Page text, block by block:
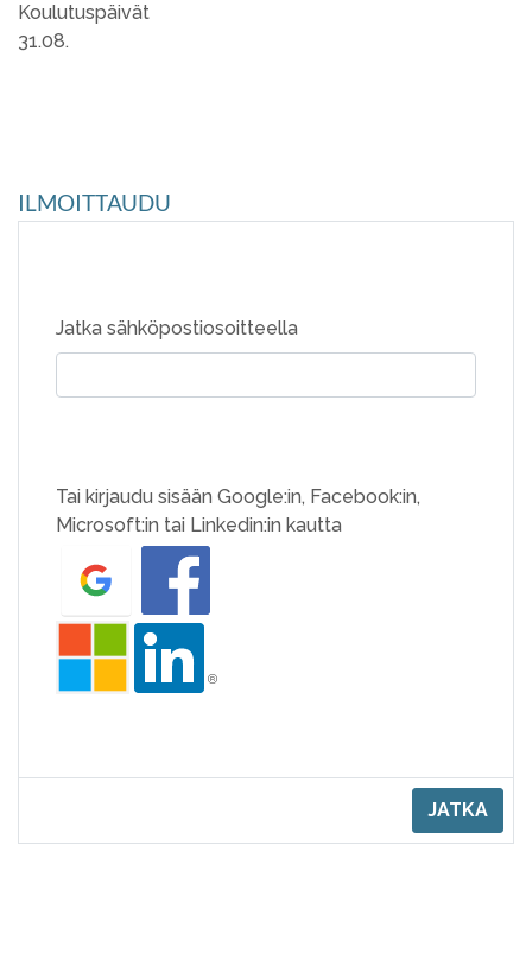
Koulutuspäivät
31.08.
ILMOITTAUDU
Jatka sähköpostiosoitteella
Tai kirjaudu sisään Google:in, Facebook:in,
Microsoft:in tai Linkedin:in kautta
JATKA